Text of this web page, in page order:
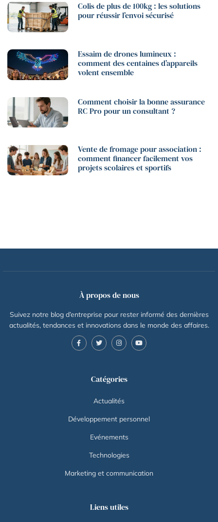
Colis de plus de 100kg : les solutions
pour réussir l’envoi sécurisé
Essaim de drones lumineux :
comment des centaines d’appareils
volent ensemble
Comment choisir la bonne assurance
RC Pro pour un consultant ?
Vente de fromage pour association :
comment financer facilement vos
projets scolaires et sportifs
À propos de nous
Suivez notre blog d’entreprise pour rester informé des dernières
actualités, tendances et innovations dans le monde des affaires.
Catégories
Actualités
Développement personnel
Evénements
Technologies
Marketing et communication
Liens utiles